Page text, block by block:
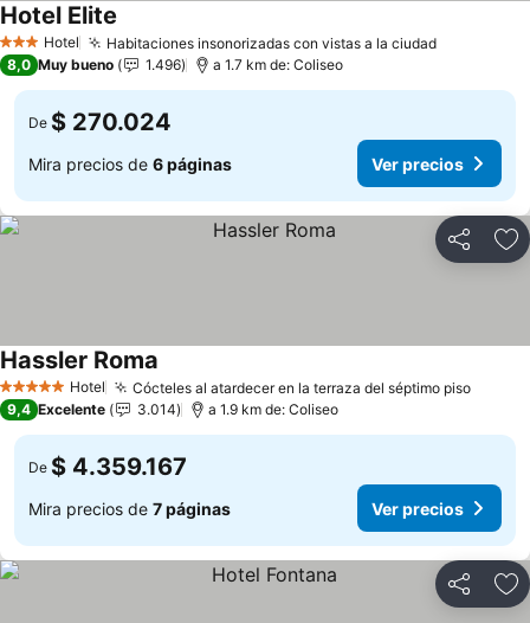
3 Estrellas
Hotel Habitaciones insonorizadas con vistas a la ciudad
Hotel Elite
8,0 Muy bueno 1.496 a 1.7 km de: Coliseo
De $ 270.024
Mira precios de 6 páginas Ver precios
Compartir
5 Estrellas Hotel Cócteles al atardecer en la terraza del séptimo piso
Hassler Roma
9,4 Excelente 3.014 a 1.9 km de: Coliseo
De $ 4.359.167
Mira precios de 7 páginas Ver precios
Compartir